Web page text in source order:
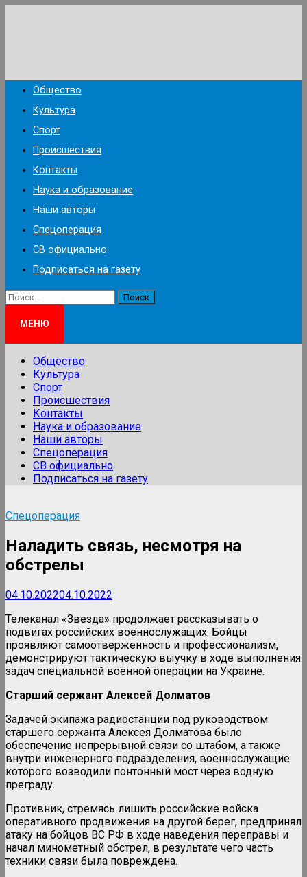
Общество
Культура
Спорт
Происшествия
Контакты
Наука и образование
Наши авторы
Спецоперация
СВ официально
Подписаться на газету
Найти:
МЕНЮ
Общество
Культура
Спорт
Происшествия
Контакты
Наука и образование
Наши авторы
Спецоперация
СВ официально
Подписаться на газету
Спецоперация
Наладить связь, несмотря на
обстрелы
04.10.202204.10.2022
Телеканал «Звезда» продолжает рассказывать о
подвигах российских военнослужащих. Бойцы
проявляют самоотверженность и профессионализм,
демонстрируют тактическую выучку в ходе выполнения
задач специальной военной операции на Украине.
Старший сержант Алексей Долматов
Задачей экипажа радиостанции под руководством
старшего сержанта Алексея Долматова было
обеспечение непрерывной связи со штабом, а также
внутри инженерного подразделения, военнослужащие
которого возводили понтонный мост через водную
преграду.
Противник, стремясь лишить российские войска
оперативного продвижения на другой берег, предпринял
атаку на бойцов ВС РФ в ходе наведения переправы и
начал минометный обстрел, в результате чего часть
техники связи была повреждена.